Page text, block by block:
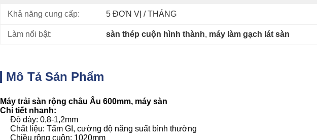
Khả năng cung cấp: 5 ĐƠN VỊ / THÁNG
Làm nổi bật: sàn thép cuộn hình thành, máy làm gạch lát sàn
Mô Tả Sản Phẩm
Máy trải sàn rộng châu Âu 600mm, máy sàn
Chi tiết nhanh:
Độ dày: 0,8-1,2mm
Chất liệu: Tấm GI, cường độ năng suất bình thường
Chiều rộng cuộn: 1020mm